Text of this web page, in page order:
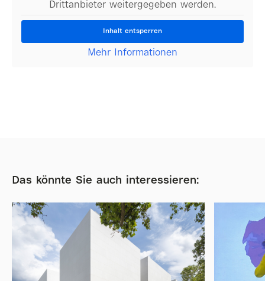
Drittanbieter weitergegeben werden.
Inhalt entsperren
Mehr Informationen
Das könnte Sie auch interessieren: